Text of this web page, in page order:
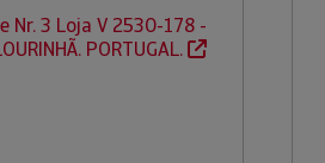
Nr. 3 Loja V 2530-178 -
PORTUGAL.